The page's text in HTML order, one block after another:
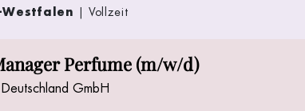
| Vollzeit
Perfume (m/w/d)
GmbH